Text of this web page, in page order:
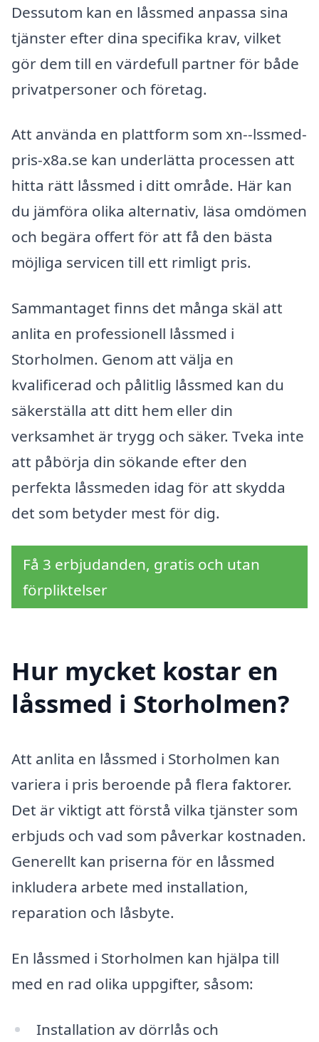
Dessutom kan en låssmed anpassa sina
tjänster efter dina specifika krav, vilket
gör dem till en värdefull partner för både
privatpersoner och företag.
Att använda en plattform som xn--lssmed-
pris-x8a.se kan underlätta processen att
hitta rätt låssmed i ditt område. Här kan
du jämföra olika alternativ, läsa omdömen
och begära offert för att få den bästa
möjliga servicen till ett rimligt pris.
Sammantaget finns det många skäl att
anlita en professionell låssmed i
Storholmen. Genom att välja en
kvalificerad och pålitlig låssmed kan du
säkerställa att ditt hem eller din
verksamhet är trygg och säker. Tveka inte
att påbörja din sökande efter den
perfekta låssmeden idag för att skydda
det som betyder mest för dig.
Få 3 erbjudanden, gratis och utan
förpliktelser
Hur mycket kostar en
låssmed i Storholmen?
Att anlita en låssmed i Storholmen kan
variera i pris beroende på flera faktorer.
Det är viktigt att förstå vilka tjänster som
erbjuds och vad som påverkar kostnaden.
Generellt kan priserna för en låssmed
inkludera arbete med installation,
reparation och låsbyte.
En låssmed i Storholmen kan hjälpa till
med en rad olika uppgifter, såsom:
Installation av dörrlås och